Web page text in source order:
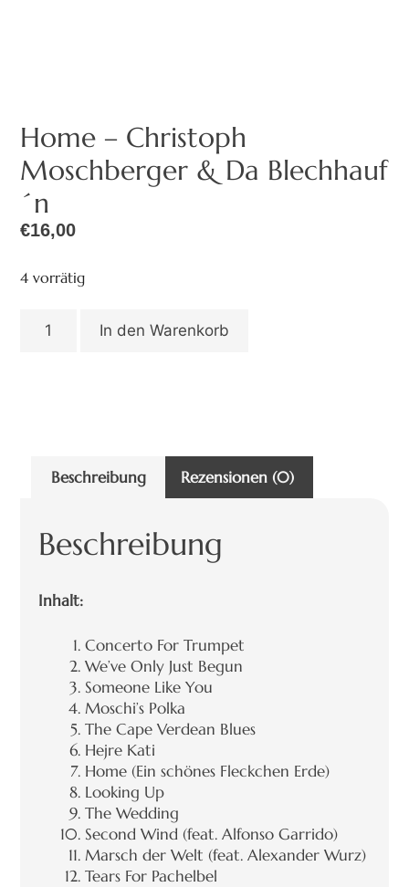
Home – Christoph
Moschberger & Da Blechhauf
´n
€16,00
4 vorrätig
In den Warenkorb
Beschreibung Rezensionen (0)
Beschreibung
Inhalt:
Concerto For Trumpet
We’ve Only Just Begun
Someone Like You
Moschi’s Polka
The Cape Verdean Blues
Hejre Kati
Home (Ein schönes Fleckchen Erde)
Looking Up
The Wedding
Second Wind (feat. Alfonso Garrido)
Marsch der Welt (feat. Alexander Wurz)
Tears For Pachelbel